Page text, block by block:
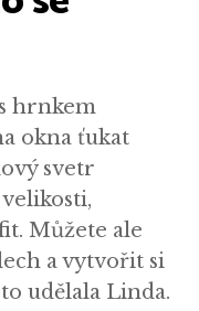
hrnkem
okna ťukat
svetr
Můžete ale
a vytvořit si
udělala Linda.